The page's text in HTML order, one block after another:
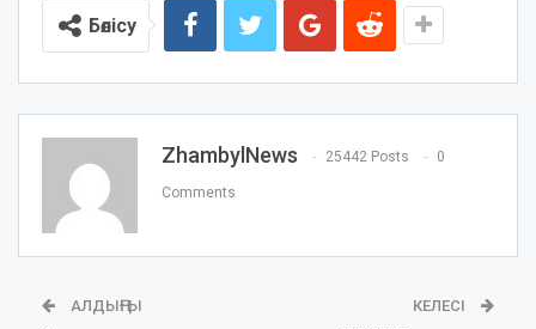
Бөлісу
ZhambylNews 25442 Posts 0
Comments
АЛДЫҢҒЫ КЕЛЕСІ